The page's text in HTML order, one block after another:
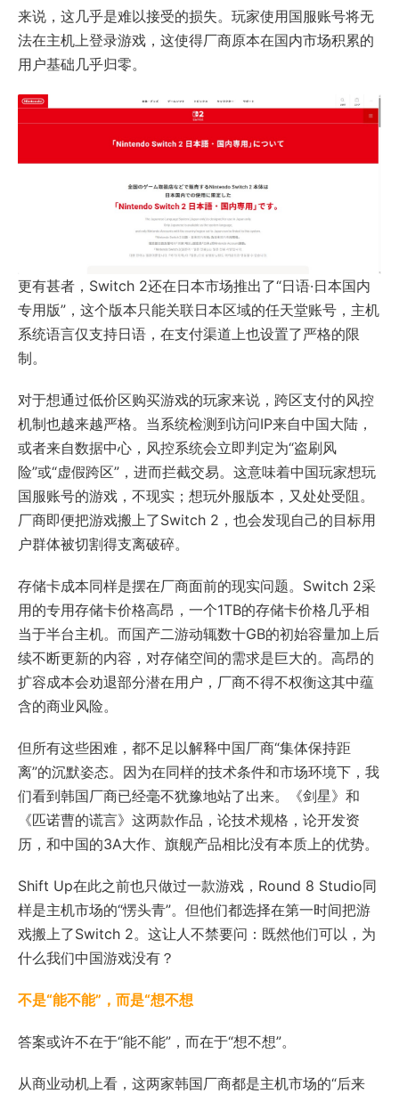
来说，这几乎是难以接受的损失。玩家使用国服账号将无
法在主机上登录游戏，这使得厂商原本在国内市场积累的
用户基础几乎归零。
更有甚者，Switch 2还在日本市场推出了“日语·日本国内
专用版”，这个版本只能关联日本区域的任天堂账号，主机
系统语言仅支持日语，在支付渠道上也设置了严格的限
制。
对于想通过低价区购买游戏的玩家来说，跨区支付的风控
机制也越来越严格。当系统检测到访问IP来自中国大陆，
或者来自数据中心，风控系统会立即判定为“盗刷风
险”或“虚假跨区”，进而拦截交易。这意味着中国玩家想玩
国服账号的游戏，不现实；想玩外服版本，又处处受阻。
厂商即便把游戏搬上了Switch 2，也会发现自己的目标用
户群体被切割得支离破碎。
存储卡成本同样是摆在厂商面前的现实问题。Switch 2采
用的专用存储卡价格高昂，一个1TB的存储卡价格几乎相
当于半台主机。而国产二游动辄数十GB的初始容量加上后
续不断更新的内容，对存储空间的需求是巨大的。高昂的
扩容成本会劝退部分潜在用户，厂商不得不权衡这其中蕴
含的商业风险。
但所有这些困难，都不足以解释中国厂商“集体保持距
离”的沉默姿态。因为在同样的技术条件和市场环境下，我
们看到韩国厂商已经毫不犹豫地站了出来。《剑星》和
《匹诺曹的谎言》这两款作品，论技术规格，论开发资
历，和中国的3A大作、旗舰产品相比没有本质上的优势。
Shift Up在此之前也只做过一款游戏，Round 8 Studio同
样是主机市场的“愣头青”。但他们都选择在第一时间把游
戏搬上了Switch 2。这让人不禁要问：既然他们可以，为
什么我们中国游戏没有？
不是“能不能”，而是“想不想
答案或许不在于“能不能”，而在于“想不想”。
从商业动机上看，这两家韩国厂商都是主机市场的“后来